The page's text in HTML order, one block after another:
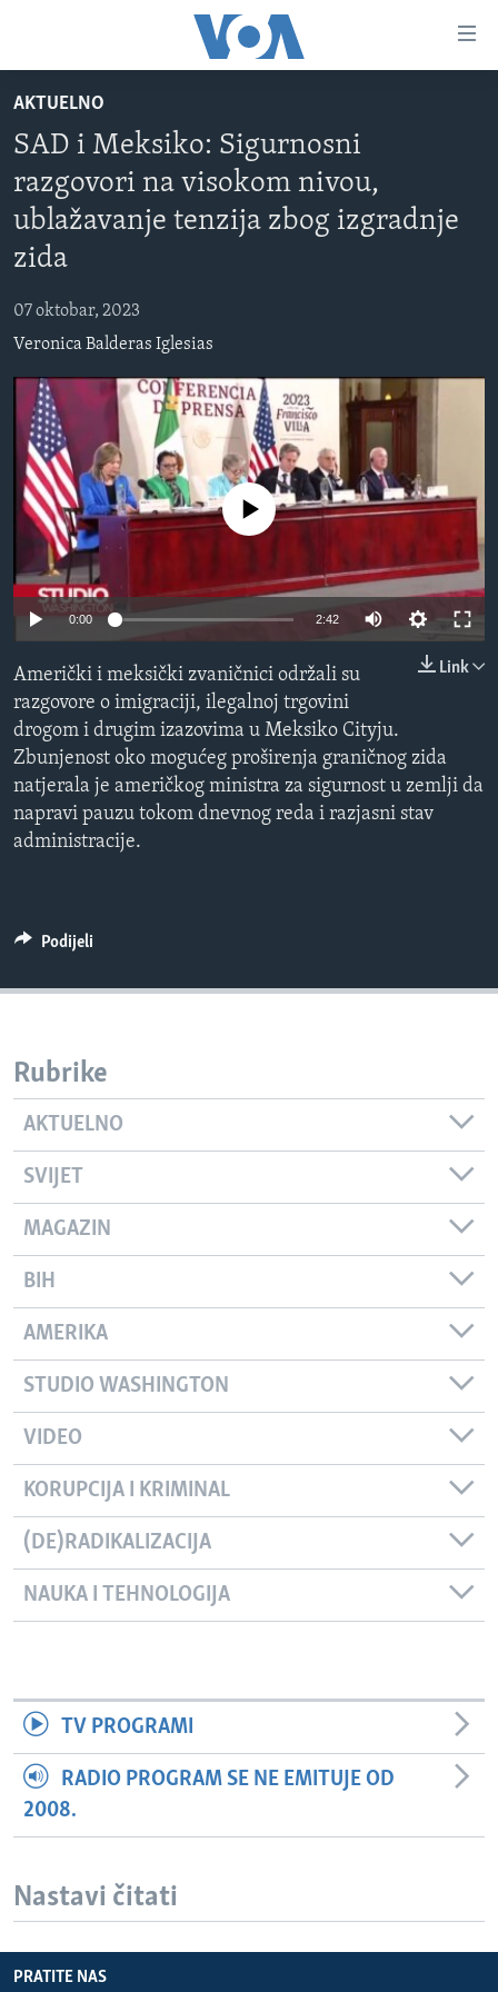
glavni
sadržaj
na
glavnu
navigaciju
Idi
na
VIDEO
FOTOGRAFIJE DANA
VIJESTI
BOSNA I HERCEGOVINA
SPECIJALNI PROJEKTI
SLOBODA MEDIJA
ŽENSKA STRANA
IZBJEGLIČKA STRANA
MAGAZIN
O GLASU AMERIKE
Learning English
PRATITE NAS
Jezici
AKTUELNO
SAD i Meksiko: Sigurnosni
razgovori na visokom nivou,
ublažavanje tenzija zbog izgradnje
zida
07 oktobar, 2023
Veronica Balderas Iglesias
No media source currently available
0:00 2:42
Link
Američki i meksički zvaničnici održali su
razgovore o imigraciji, ilegalnoj trgovini
drogom i drugim izazovima u Meksiko Cityju.
Zbunjenost oko mogućeg proširenja graničnog zida
natjerala je američkog ministra za sigurnost u zemlji da
napravi pauzu tokom dnevnog reda i razjasni stav
administracije.
Podijeli
Rubrike
AKTUELNO
SVIJET
MAGAZIN
BIH
AMERIKA
STUDIO WASHINGTON
VIDEO
KORUPCIJA I KRIMINAL
(DE)RADIKALIZACIJA
NAUKA I TEHNOLOGIJA
TV PROGRAMI
RADIO PROGRAM SE NE EMITUJE OD
2008.
Nastavi čitati
PRATITE NAS